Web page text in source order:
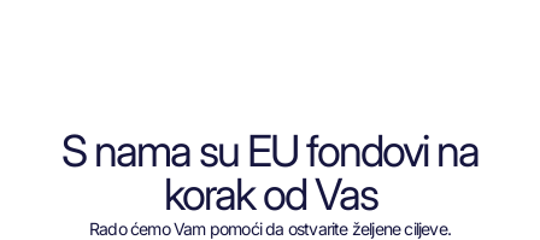
S nama su EU fondovi na
korak od Vas
Rado ćemo Vam pomoći da ostvarite željene ciljeve.